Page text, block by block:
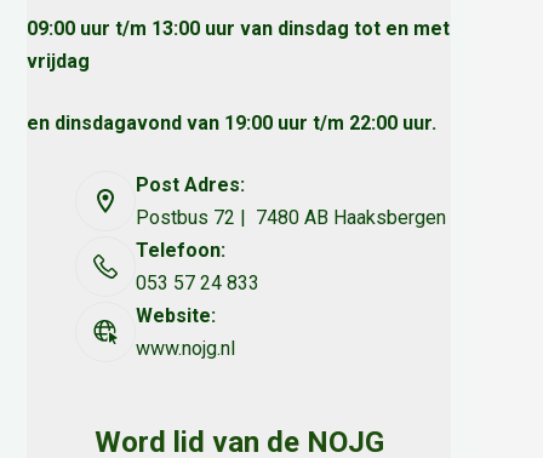
09:00 uur t/m 13:00 uur van dinsdag tot en met
vrijdag
en dinsdagavond van 19:00 uur t/m 22:00 uur.
Post Adres:
Postbus 72 | 7480 AB Haaksbergen
Telefoon:
053 57 24 833
Website:
www.nojg.nl
Word lid van de NOJG